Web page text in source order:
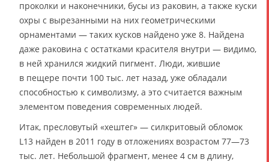
проколки и наконечники, бусы из раковин, а также куски
охры с вырезанными на них геометрическими
орнаментами — таких кусков найдено уже 8. Найдена
даже раковина с остатками красителя внутри — видимо,
в ней хранился жидкий пигмент. Люди, жившие
в пещере почти 100 тыс. лет назад, уже обладали
способностью к символизму, а это считается важным
элементом поведения современных людей.
Итак, пресловутый «хештег» — силкритовый обломок
L13 найден в 2011 году в отложениях возрастом 77—73
тыс. лет. Небольшой фрагмент, менее 4 см в длину,